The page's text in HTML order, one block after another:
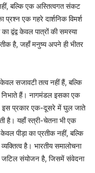
बल्कि एक अस्तित्वगत संकट
एक गहरे दार्शनिक विमर्श
द्वंद्व केवल पात्रों की समस्या
है, जहाँ मनुष्य अपने ही भीतर
सजावटी तत्व नहीं हैं, बल्कि
निभाते हैं। नागमंडल इसका एक
इस प्रकार एक-दूसरे में घुल जाते
है। यहाँ स्त्री-चेतना भी एक
पीड़ा का प्रतीक नहीं, बल्कि
है। भारतीय समालोचना
संयोजन है, जिसमें संवेदना